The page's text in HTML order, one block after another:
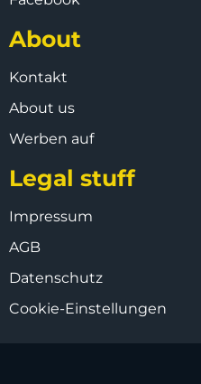
About
Kontakt
About us
Werben auf
Legal stuff
Impressum
AGB
Datenschutz
Cookie-Einstellungen